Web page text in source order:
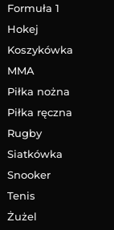
Formuła 1
Hokej
Koszykówka
MMA
Piłka nożna
Piłka ręczna
Rugby
Siatkówka
Snooker
Tenis
Żużel